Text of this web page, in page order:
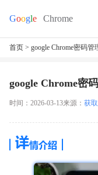
首页 > google Chrome密码
google Chrome密
时间：2026-03-13来源： 获